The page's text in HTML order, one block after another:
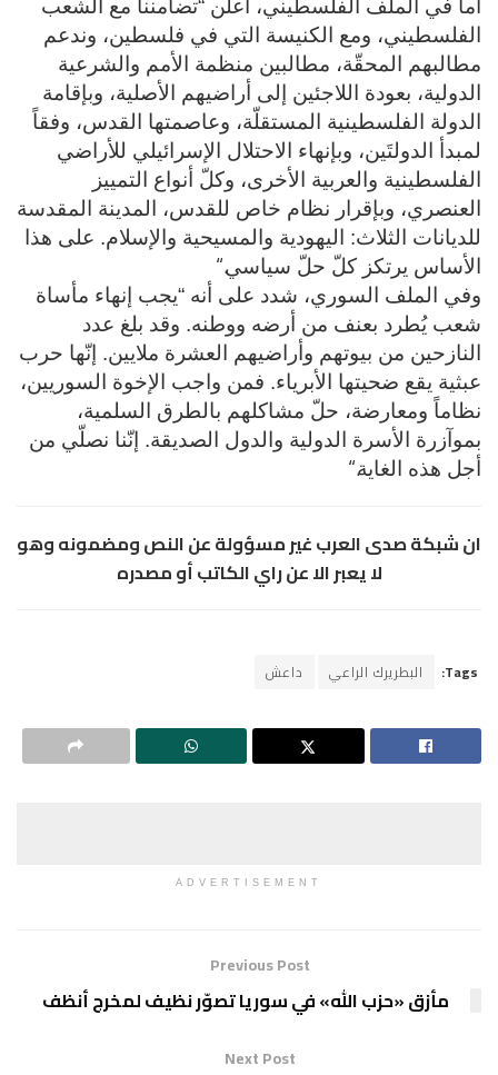
أما في الملف الفلسطيني، أعلن “تضامننا مع الشعب
الفلسطيني، ومع الكنيسة التي في فلسطين، وندعم
مطالبهم المحقّة، مطالبين منظمة الأمم والشرعية
الدولية، بعودة اللاجئين إلى أراضيهم الأصلية، وبإقامة
الدولة الفلسطينية المستقلّة، وعاصمتها القدس، وفقاً
لمبدأ الدولتَين، وبإنهاء الاحتلال الإسرائيلي للأراضي
الفلسطينية والعربية الأخرى، وكلّ أنواع التمييز
العنصري، وبإقرار نظام خاص للقدس، المدينة المقدسة
للديانات الثلاث: اليهودية والمسيحية والإسلام. على هذا
الأساس يرتكز كلّ حلّ سياسي“.
وفي الملف السوري، شدد على أنه “يجب إنهاء مأساة
شعب يُطرد بعنف من أرضه ووطنه. وقد بلغ عدد
النازحين من بيوتهم وأراضيهم العشرة ملايين. إنّها حرب
عبثية يقع ضحيتها الأبرياء. فمن واجب الإخوة السوريين،
نظاماً ومعارضة، حلّ مشاكلهم بالطرق السلمية،
بموآزرة الأسرة الدولية والدول الصديقة. إنّنا نصلّي من
أجل هذه الغاية“.
ان شبكة صدى العرب غير مسؤولة عن النص ومضمونه وهو
لا يعبر الا عن راي الكاتب أو مصدره
Tags: البطريرك الراعي داعش
ADVERTISEMENT
Previous Post
مأزق «حزب الله» في سوريا تصوّر نظيف لمخرج أنظف
Next Post